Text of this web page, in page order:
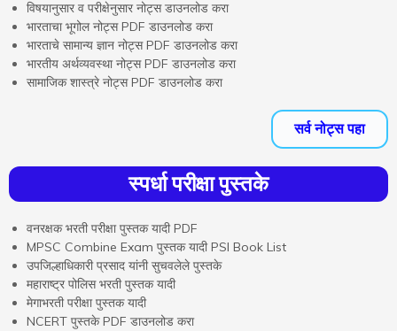
विषयानुसार व परीक्षेनुसार नोट्स डाउनलोड करा
भारताचा भूगोल नोट्स PDF डाउनलोड करा
भारताचे सामान्य ज्ञान नोट्स PDF डाउनलोड करा
भारतीय अर्थव्यवस्था नोट्स PDF डाउनलोड करा
सामाजिक शास्त्रे नोट्स PDF डाउनलोड करा
सर्व नोट्स पहा
स्पर्धा परीक्षा पुस्तके
वनरक्षक भरती परीक्षा पुस्तक यादी PDF
MPSC Combine Exam पुस्तक यादी PSI Book List
उपजिल्हाधिकारी प्रसाद यांनी सुचवलेले पुस्तके
महाराष्ट्र पोलिस भरती पुस्तक यादी
मेगाभरती परीक्षा पुस्तक यादी
NCERT पुस्तके PDF डाउनलोड करा